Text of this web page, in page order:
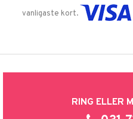
vanligaste kort.
RING ELLER